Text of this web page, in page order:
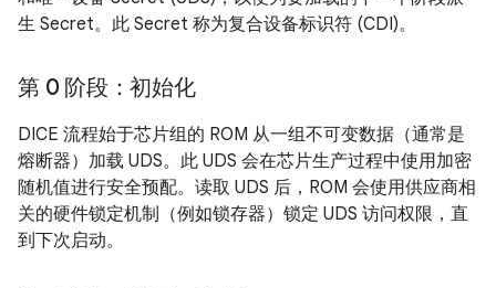
生 Secret。此 Secret 称为复合设备标识符 (CDI)。
第 0 阶段：初始化
DICE 流程始于芯片组的 ROM 从一组不可变数据（通常是
熔断器）加载 UDS。此 UDS 会在芯片生产过程中使用加密
随机值进行安全预配。读取 UDS 后，ROM 会使用供应商相
关的硬件锁定机制（例如锁存器）锁定 UDS 访问权限，直
到下次启动。